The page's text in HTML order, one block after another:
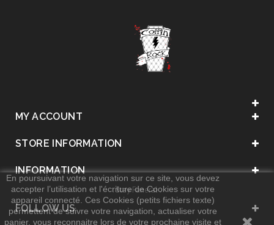
MY ACCOUNT
STORE INFORMATION
INFORMATION
. Stay Funeral .
En poursuivant votre navigation sur ce site, vous devez
accepter l’utilisation et l'écriture de Cookies sur votre
appareil connecté. Ces Cookies (petits fichiers texte)
permettent de suivre votre navigation, actualiser votre
panier, vous reconnaitre lors de votre prochaine visite et
FOLLOW US